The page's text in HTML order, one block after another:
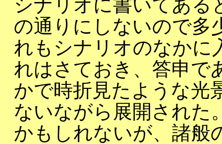
シナリオに書いてある
の通りにしないので多
れもシナリオのなかに
れはさておき、答申で
かで時折見たような光
ないながら展開された
かもしれないが、諸般